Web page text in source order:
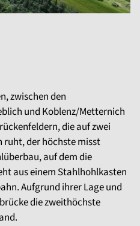
zwischen den
und Koblenz/Metternich
die auf zwei
ruht, der höchste misst
auf dem die
aus einem Stahlhohlkasten
Aufgrund ihrer Lage und
die zweithöchste